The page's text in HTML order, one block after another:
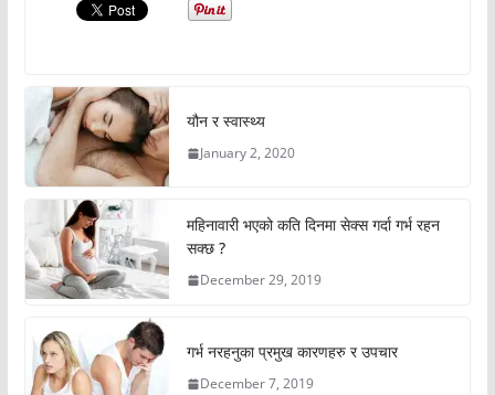
यौन र स्वास्थ्य
January 2, 2020
महिनावारी भएको कति दिनमा सेक्स गर्दा गर्भ रहन
सक्छ ?
December 29, 2019
गर्भ नरहनुका प्रमुख कारणहरु र उपचार
December 7, 2019